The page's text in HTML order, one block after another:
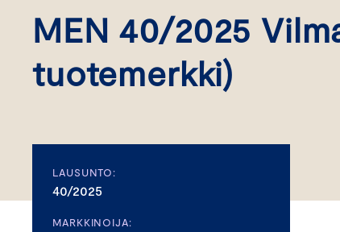
MEN 40/2025
tuotemerkki)
LAUSUNTO:
40/2025
MARKKINOIJA: